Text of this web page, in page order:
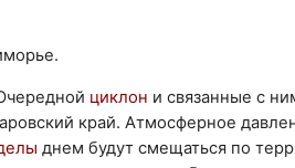
циклон и связанные с
край. Атмосферное
днем будут смещаться по